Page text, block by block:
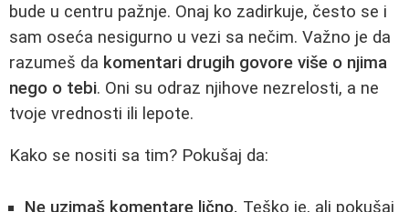
bude u centru pažnje. Onaj ko zadirkuje, često se i
sam oseća nesigurno u vezi sa nečim. Važno je da
razumeš da komentari drugih govore više o njima
nego o tebi. Oni su odraz njihove nezrelosti, a ne
tvoje vrednosti ili lepote.
Kako se nositi sa tim? Pokušaj da:
Ne uzimaš komentare lično. Teško je, ali pokušaj